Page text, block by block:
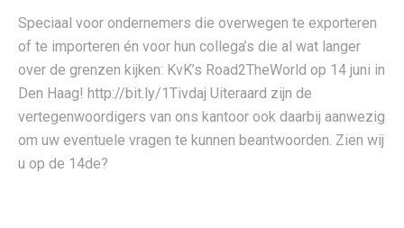
Speciaal voor ondernemers die overwegen te exporteren
of te importeren én voor hun collega’s die al wat langer
over de grenzen kijken: KvK’s Road2TheWorld op 14 juni in
Den Haag! http://bit.ly/1Tivdaj Uiteraard zijn de
vertegenwoordigers van ons kantoor ook daarbij aanwezig
om uw eventuele vragen te kunnen beantwoorden. Zien wij
u op de 14de?